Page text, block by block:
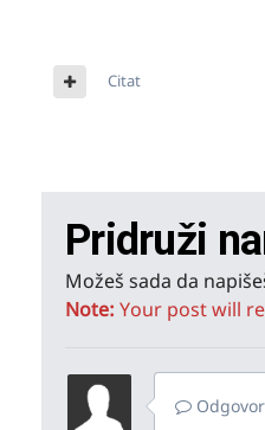
Citat
Pridruži
Možeš sada da
Note: Your post will